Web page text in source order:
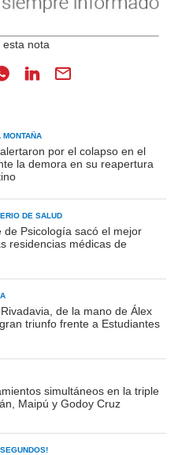
MONTAÑA
por el colapso en el
la demora en su reapertura
DE SALUD
de Psicología sacó el mejor
residencias médicas de
de la mano de Álex
triunfo frente a Estudiantes
simultáneos en la triple
Maipú y Godoy Cruz